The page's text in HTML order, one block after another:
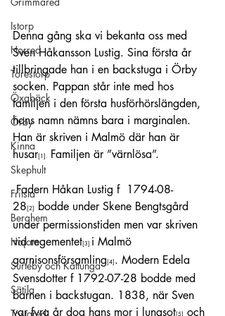
Istorp
Horred
Torestorp
Öxabäck
Örby
Kinna
Skephult
Fritsla
Berghem
Hajom
Surteby och Kattunga
Sätila
Denna gång ska vi bekanta oss med
Sven Håkansson Lustig. Sina första år
tillbringade han i en backstuga i Örby
socken. Pappan står inte med hos
familjen i den första husförhörslängden,
hans namn nämns bara i marginalen.
Han är skriven i Malmö där han är
husar[1]. Familjen är ”värnlösa”.
Fadern Håkan Lustig f  1794-08-
28[2]
bodde under Skene Bengtsgård
under permissionstiden men var skriven
vid regementet[3] i Malmö
garnisonsförsamling[4] . Modern Edela
Svensdotter f 1792-07-28 bodde med
barnen i backstugan. 1838, när Sven
var fyra år dog hans mor i lungsot[5] och